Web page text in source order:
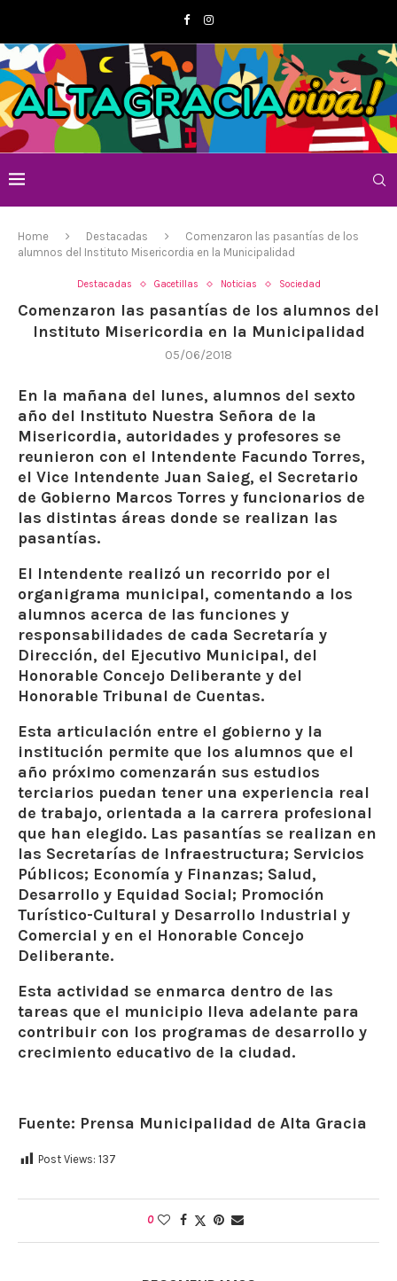
Home Destacadas
Comenzaron las pasantías de los
alumnos del Instituto Misericordia en la Municipalidad
Destacadas Gacetillas Noticias Sociedad
Comenzaron las pasantías de los alumnos del
Instituto Misericordia en la Municipalidad
05/06/2018
En la mañana del lunes, alumnos del sexto
año del Instituto Nuestra Señora de la
Misericordia, autoridades y profesores se
reunieron con el Intendente Facundo Torres,
el Vice Intendente Juan Saieg, el Secretario
de Gobierno Marcos Torres y funcionarios de
las distintas áreas donde se realizan las
pasantías.
El Intendente realizó un recorrido por el
organigrama municipal, comentando a los
alumnos acerca de las funciones y
responsabilidades de cada Secretaría y
Dirección, del Ejecutivo Municipal, del
Honorable Concejo Deliberante y del
Honorable Tribunal de Cuentas.
Esta articulación entre el gobierno y la
institución permite que los alumnos que el
año próximo comenzarán sus estudios
terciarios puedan tener una experiencia real
de trabajo, orientada a la carrera profesional
que han elegido. Las pasantías se realizan en
las Secretarías de Infraestructura; Servicios
Públicos; Economía y Finanzas; Salud,
Desarrollo y Equidad Social; Promoción
Turístico-Cultural y Desarrollo Industrial y
Comercial y en el Honorable Concejo
Deliberante.
Esta actividad se enmarca dentro de las
tareas que el municipio lleva adelante para
contribuir con los programas de desarrollo y
crecimiento educativo de la ciudad.
Fuente: Prensa Municipalidad de Alta Gracia
Post Views: 137
0